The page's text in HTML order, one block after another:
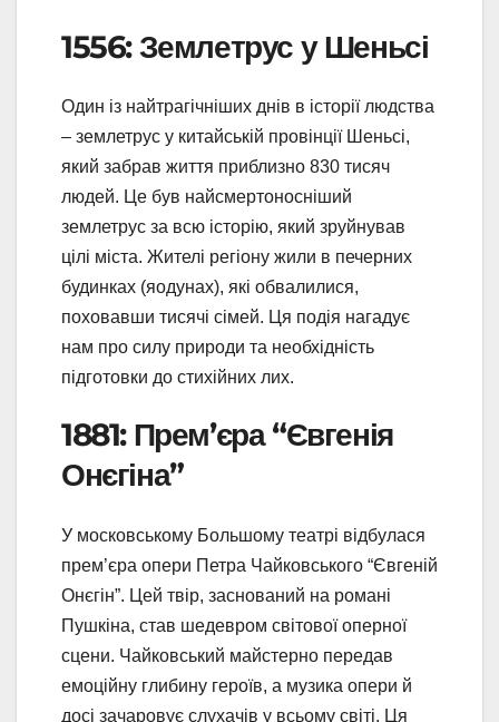
1556: Землетрус у Шеньсі
Один із найтрагічніших днів в історії людства
– землетрус у китайській провінції Шеньсі,
який забрав життя приблизно 830 тисяч
людей. Це був найсмертоносніший
землетрус за всю історію, який зруйнував
цілі міста. Жителі регіону жили в печерних
будинках (яодунах), які обвалилися,
поховавши тисячі сімей. Ця подія нагадує
нам про силу природи та необхідність
підготовки до стихійних лих.
1881: Прем’єра “Євгенія
Онєгіна”
У московському Большому театрі відбулася
прем’єра опери Петра Чайковського “Євгеній
Онєгін”. Цей твір, заснований на романі
Пушкіна, став шедевром світової оперної
сцени. Чайковський майстерно передав
емоційну глибину героїв, а музика опери й
досі зачаровує слухачів у всьому світі. Ця